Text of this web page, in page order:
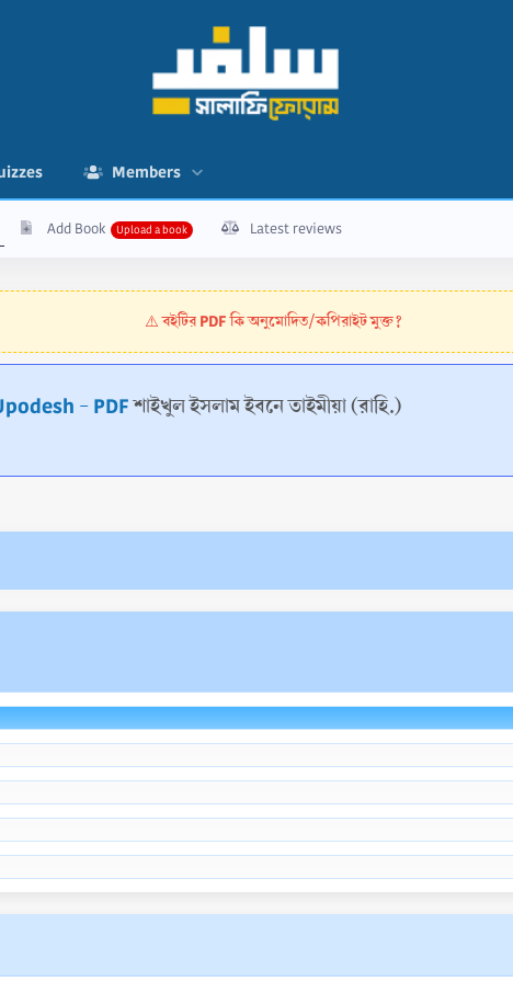
Members
Add Book Latest reviews
⚠️বইটির PDF কি অনুমোদিত/কপিরাইট মুক্ত?
- PDFশাইখুল ইসলাম ইবনে তাইমীয়া (রাহি.)